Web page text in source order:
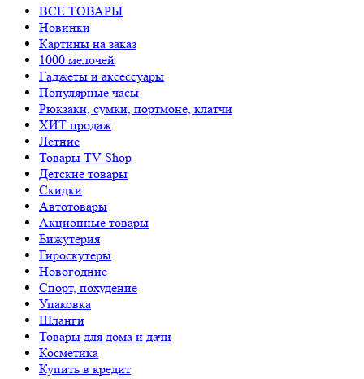
ВСЕ ТОВАРЫ
Новинки
Картины на заказ
1000 мелочей
Гаджеты и аксессуары
Популярные часы
Рюкзаки, сумки, портмоне, клатчи
ХИТ продаж
Летние
Товары TV Shop
Детские товары
Cкидки
Автотовары
Акционные товары
Бижутерия
Гироскутеры
Новогодние
Спорт, похудение
Упаковка
Шланги
Товары для дома и дачи
Косметика
Купить в кредит